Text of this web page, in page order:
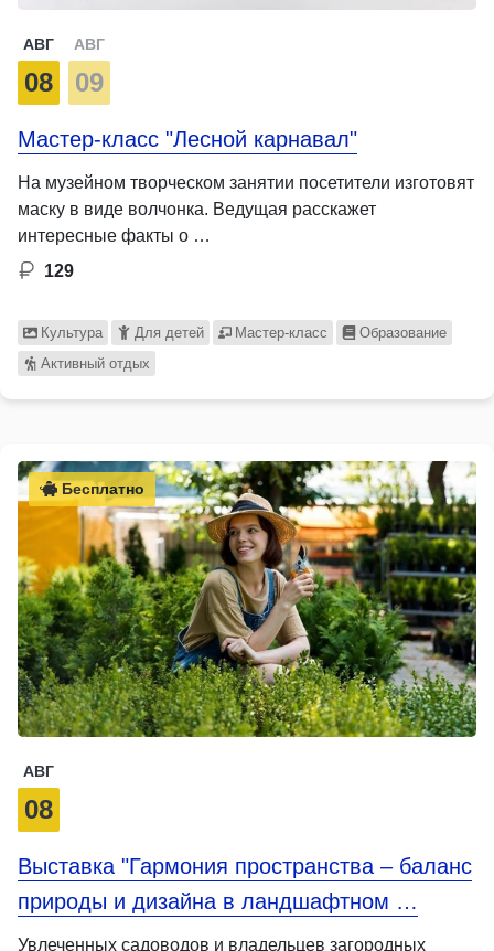
АВГ
08
АВГ
09
Мастер-класс "Лесной карнавал"
На музейном творческом занятии посетители изготовят
маску в виде волчонка. Ведущая расскажет
интересные факты о …
129
Культура Для детей Мастер-класс
Образование
Активный отдых
Бесплатно
АВГ
08
Выставка "Гармония пространства – баланс
природы и дизайна в ландшафтном …
Увлеченных садоводов и владельцев загородных